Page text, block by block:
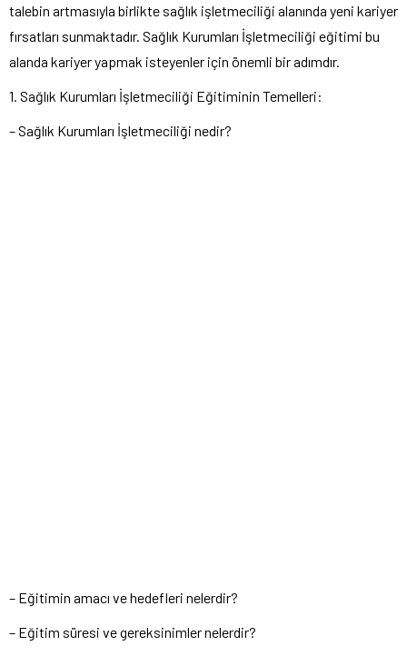
talebin artmasıyla birlikte sağlık işletmeciliği alanında yeni kariyer
fırsatları sunmaktadır. Sağlık Kurumları İşletmeciliği eğitimi bu
alanda kariyer yapmak isteyenler için önemli bir adımdır.
1. Sağlık Kurumları İşletmeciliği Eğitiminin Temelleri:
– Sağlık Kurumları İşletmeciliği nedir?
– Eğitimin amacı ve hedefleri nelerdir?
– Eğitim süresi ve gereksinimler nelerdir?